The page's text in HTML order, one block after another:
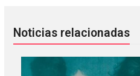
Noticias relacionadas